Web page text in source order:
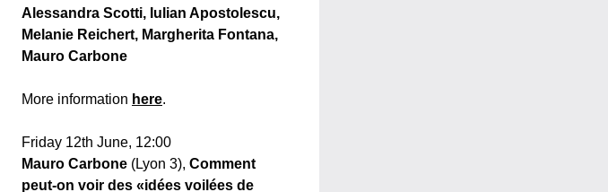
Alessandra Scotti, Iulian Apostolescu,
Melanie Reichert, Margherita Fontana,
Mauro Carbone
More information here.
Friday 12th June, 12:00
Mauro Carbone (Lyon 3), Comment
peut-on voir des «idées voilées de